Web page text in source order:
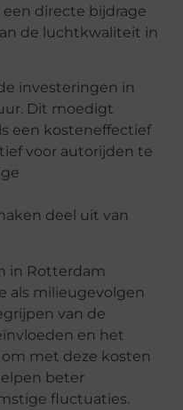
directe bijdrage
de luchtkwaliteit in
investeringen in
Dit moedigt
een kosteneffectief
voor autorijden te
deel uit van
in Rotterdam
als milieugevolgen
van de
en het
met deze kosten
beter
fluctuaties.